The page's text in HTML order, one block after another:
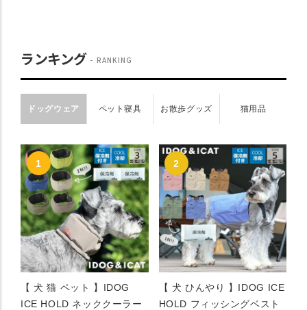
ランキング RANKING
ドッグウェア ペット寝具 お散歩グッズ 猫用品
【 犬 猫 ペット 】IDOG
ICE HOLD ネッククーラー
【 犬 ひんやり 】IDOG ICE
HOLD フィッシングベスト